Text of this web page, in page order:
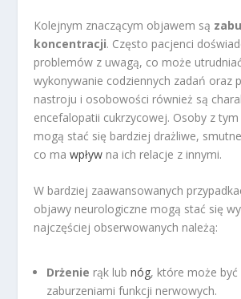
Kolejnym znaczącym objawem są
koncentracji. Często pacjenci
problemów z uwagą, co może
wykonywanie codziennych zadań oraz
nastroju i osobowości również są
encefalopatii cukrzycowej. Osoby z
mogą stać się bardziej drażliwe,
co mawpływ na ich relacje z innymi.
W bardziej zaawansowanych
objawy neurologiczne mogą stać się
najczęściej obserwowanych należą:
Drżenie rąk lubnóg, które może być
zaburzeniami funkcji nerwowych.